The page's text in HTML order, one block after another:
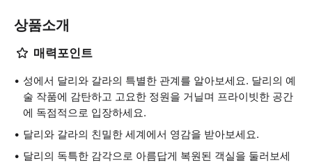
상품소개
매력포인트
성에서 달리와 갈라의 특별한 관계를 알아보세요. 달리의 예
술 작품에 감탄하고 고요한 정원을 거닐며 프라이빗한 공간
에 독점적으로 입장하세요.
달리와 갈라의 친밀한 세계에서 영감을 받아보세요.
달리의 독특한 감각으로 아름답게 복원된 객실을 둘러보세